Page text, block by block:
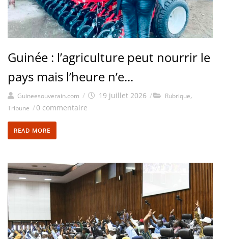
Guinée : l’agriculture peut nourrir le
pays mais l’heure n’e...
Guineesouverain.com / 19 juillet 2026 / Rubrique,
Tribune /0 commentaire
READ MORE